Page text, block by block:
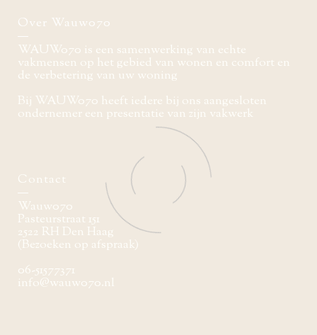
Over Wauw070
WAUW070 is een samenwerking van echte
vakmensen op het gebied van wonen en comfort en
de verbetering van uw woning
Bij WAUW070 heeft iedere bij ons aangesloten
ondernemer een presentatie van zijn vakwerk
Contact
Wauw070
Pasteurstraat 151
2522 RH Den Haag
(Bezoeken op afspraak)
06-51577371
info@wauw070.nl